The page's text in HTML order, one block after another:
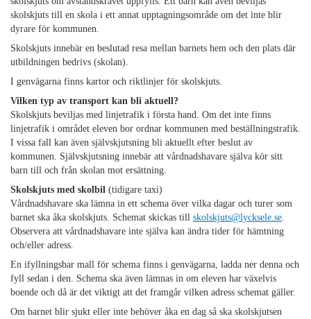
skolskjuts till en skola i ett annat upptagningsområde om det inte blir
dyrare för kommunen.
Skolskjuts innebär en beslutad resa mellan barnets hem och den plats där
utbildningen bedrivs (skolan).
I genvägarna finns kartor och riktlinjer för skolskjuts.
Vilken typ av transport kan bli aktuell?
Skolskjuts beviljas med linjetrafik i första hand. Om det inte finns
linjetrafik i området eleven bor ordnar kommunen med beställningstrafik.
I vissa fall kan även självskjutsning bli aktuellt efter beslut av
kommunen. Självskjutsning innebär att vårdnadshavare själva kör sitt
barn till och från skolan mot ersättning.
Skolskjuts med skolbil (tidigare taxi)
Vårdnadshavare ska lämna in ett schema över vilka dagar och turer som
barnet ska åka skolskjuts. Schemat skickas till skolskjuts@lycksele.se
Observera att vårdnadshavare inte själva kan ändra tider för hämtning
och/eller adress.
En ifyllningsbar mall för schema finns i genvägarna, ladda ner denna och
fyll sedan i den. Schema ska även lämnas in om eleven har växelvis
boende och då är det viktigt att det framgår vilken adress schemat gäller.
Om barnet blir sjukt eller inte behöver åka en dag så ska skolskjutsen